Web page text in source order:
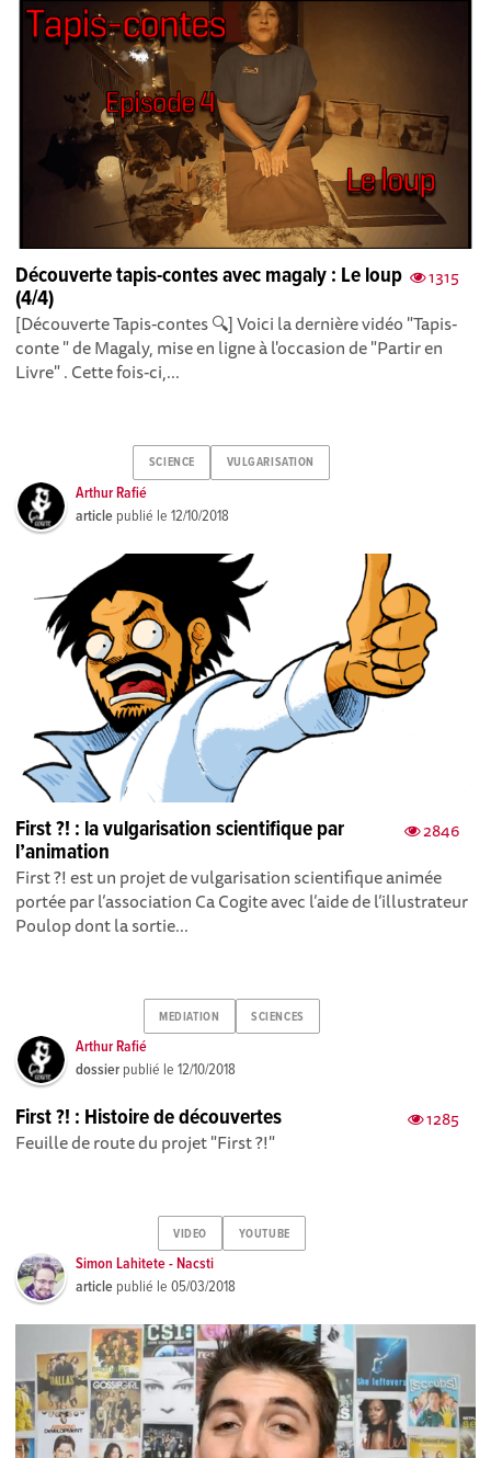
1315
Découverte tapis-contes avec magaly : Le loup
(4/4)
[Découverte Tapis-contes 🔍] Voici la dernière vidéo "Tapis-
conte " de Magaly, mise en ligne à l'occasion de "Partir en
Livre" . Cette fois-ci,...
SCIENCE VULGARISATION
Arthur Rafié
article publié le12/10/2018
2846
First ?! : la vulgarisation scientifique par
l’animation
First ?! est un projet de vulgarisation scientifique animée
portée par l’association Ca Cogite avec l’aide de l’illustrateur
Poulop dont la sortie...
MEDIATION SCIENCES
Arthur Rafié
dossier publié le12/10/2018
1285
First ?! : Histoire de découvertes
Feuille de route du projet "First ?!"
VIDEO YOUTUBE
Simon Lahitete - Nacsti
article publié le05/03/2018